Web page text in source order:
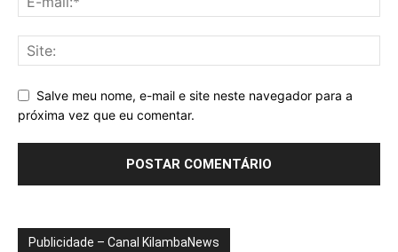
Salve meu nome, e-mail e site neste navegador para a
próxima vez que eu comentar.
Publicidade – Canal KilambaNews